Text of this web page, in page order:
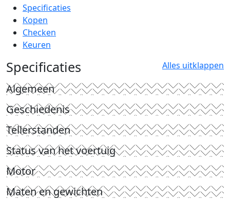
Specificaties
Kopen
Checken
Keuren
Specificaties Alles uitklappen
Algemeen
Geschiedenis
Tellerstanden
Status van het voertuig
Motor
Maten en gewichten